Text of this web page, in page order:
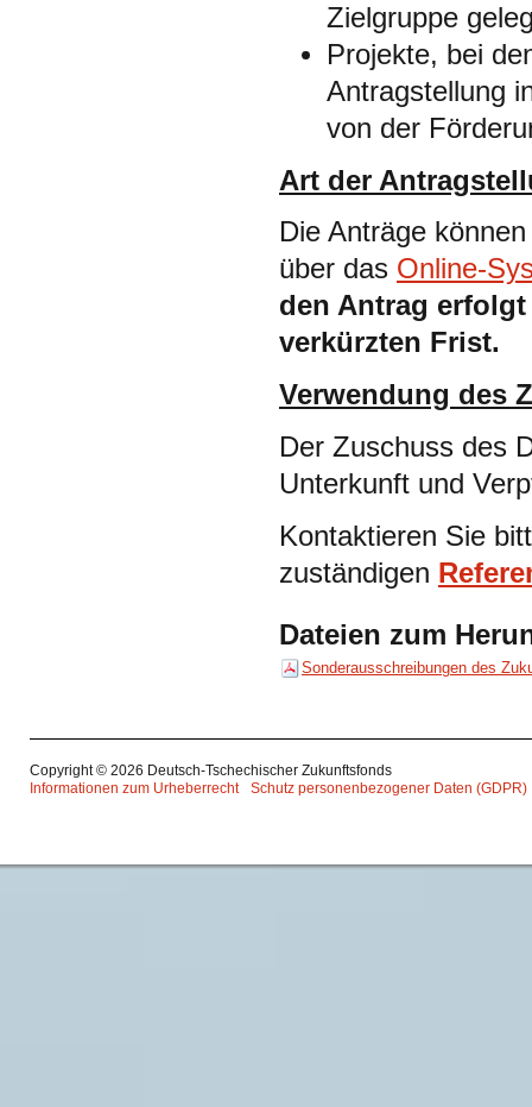
Zielgruppe
Projekte, bei
Antragstellung
von der
Art der
Die Anträge
über das Online-
den Antrag
verkürzten Frist.
Verwendung des
Der Zuschuss des
Unterkunft und
Kontaktieren Sie
zuständigen
Dateien zum
Sonderausschreibungen des
Copyright © 2026 Deutsch-Tschechischer Zukunftsfonds
Informationen zum Urheberrecht
Schutz personenbezogener Daten (GDPR)